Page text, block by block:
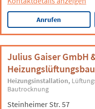
Anrufen
Julius Gaiser GmbH
Heizungslüftungsbau
Heizungsinstallation
Bautrocknung
Steinheimer Str. 57